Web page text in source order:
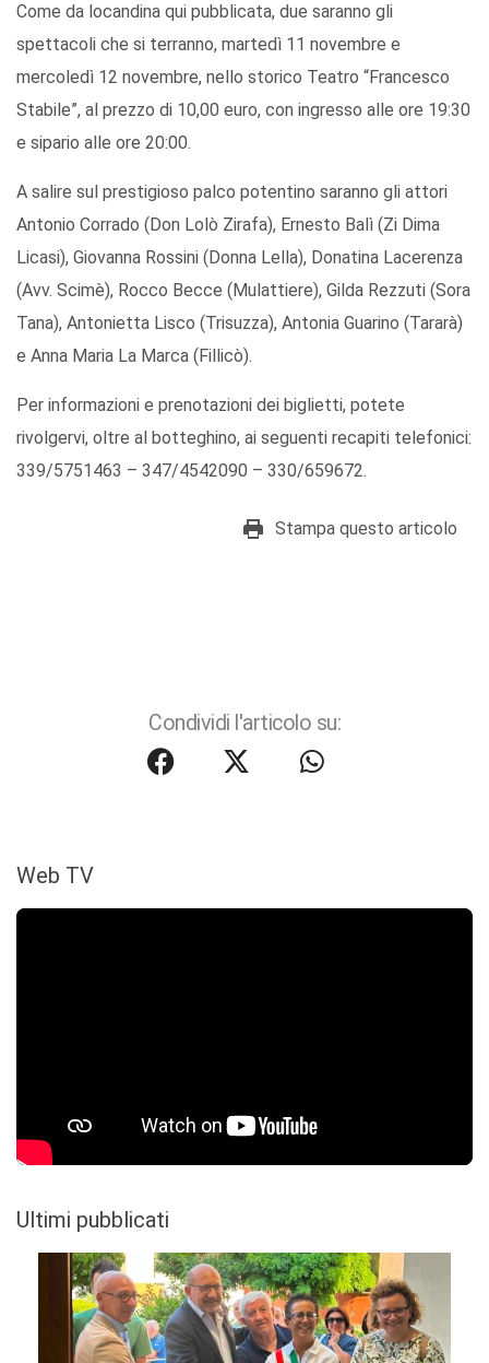
Come da locandina qui pubblicata, due saranno gli
spettacoli che si terranno, martedì 11 novembre e
mercoledì 12 novembre, nello storico Teatro “Francesco
Stabile”, al prezzo di 10,00 euro, con ingresso alle ore 19:30
e sipario alle ore 20:00.
A salire sul prestigioso palco potentino saranno gli attori
Antonio Corrado (Don Lolò Zirafa), Ernesto Balì (Zi Dima
Licasi), Giovanna Rossini (Donna Lella), Donatina Lacerenza
(Avv. Scimè), Rocco Becce (Mulattiere), Gilda Rezzuti (Sora
Tana), Antonietta Lisco (Trisuzza), Antonia Guarino (Tararà)
e Anna Maria La Marca (Fillicò).
Per informazioni e prenotazioni dei biglietti, potete
rivolgervi, oltre al botteghino, ai seguenti recapiti telefonici:
339/5751463 – 347/4542090 – 330/659672.
Stampa questo articolo
Condividi l'articolo su:
Web TV
Ultimi pubblicati